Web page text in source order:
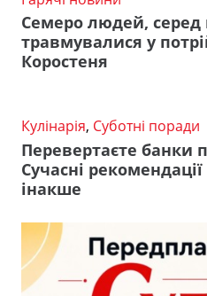
Семеро людей, серед
травмувалися у
Коростеня
Кулінарія, Суботні поради
Перевертаєте банки
Сучасні
інакше